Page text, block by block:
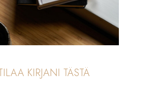
KIRJANI TÄSTÄ